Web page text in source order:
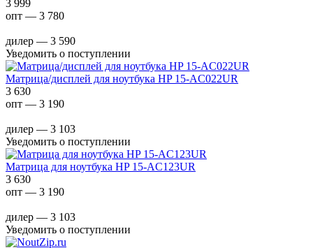
3 999
опт — 3 780
дилер — 3 590
Уведомить о поступлении
Матрица/дисплей для ноутбука HP 15-AC022UR
3 630
опт — 3 190
дилер — 3 103
Уведомить о поступлении
Матрица для ноутбука HP 15-AC123UR
3 630
опт — 3 190
дилер — 3 103
Уведомить о поступлении